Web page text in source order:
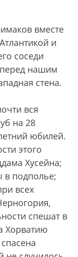
вмес­те
и
соседи
нашим
стена.
вся
на 28
юбилей.
этого
Хусейна;
в подполье;
всех
спешат в
Хорватию